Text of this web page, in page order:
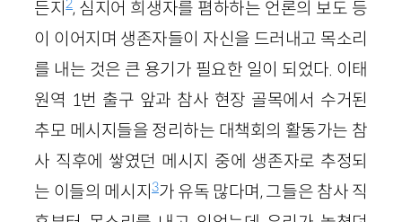
든지2, 심지어 희생자를 폄하하는 언론의 보도 등
이 이어지며 생존자들이 자신을 드러내고 목소리
를 내는 것은 큰 용기가 필요한 일이 되었다. 이태
원역 1번 출구 앞과 참사 현장 골목에서 수거된
추모 메시지들을 정리하는 대책회의 활동가는 참
사 직후에 쌓였던 메시지 중에 생존자로 추정되
는 이들의 메시지3가 유독 많다며, 그들은 참사 직